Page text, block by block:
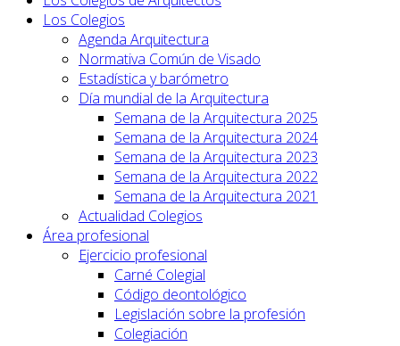
Los Colegios
Agenda Arquitectura
Normativa Común de Visado
Estadística y barómetro
Día mundial de la Arquitectura
Semana de la Arquitectura 2025
Semana de la Arquitectura 2024
Semana de la Arquitectura 2023
Semana de la Arquitectura 2022
Semana de la Arquitectura 2021
Actualidad Colegios
Área profesional
Ejercicio profesional
Carné Colegial
Código deontológico
Legislación sobre la profesión
Colegiación